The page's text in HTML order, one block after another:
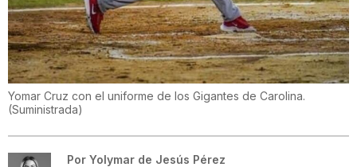
Yomar Cruz con el uniforme de los Gigantes de Carolina.
(Suministrada)
Por Yolymar de Jesús Pérez